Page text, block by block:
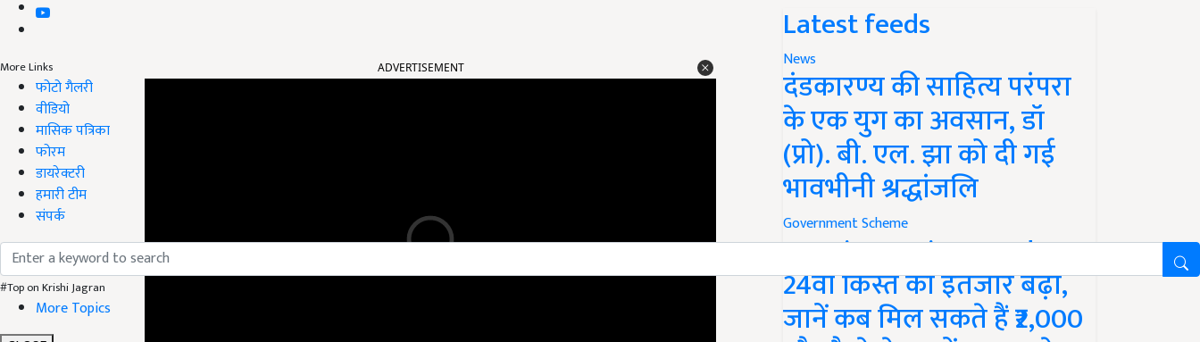
More Links
फोटो गैलरी
वीडियो
मासिक पत्रिका
फोरम
डायरेक्टरी
हमारी टीम
संपर्क
#Top on Krishi Jagran
More Topics
Latest feeds
News
दंडकारण्य की साहित्य परंपरा
के एक युग का अवसान, डॉ
(प्रो). बी. एल. झा को दी गई
भावभीनी श्रद्धांजलि
Government Scheme
PM Kisan Yojana Update:
24वीं किस्त का इंतजार बढ़ा,
जानें कब मिल सकते हैं ₹2,000